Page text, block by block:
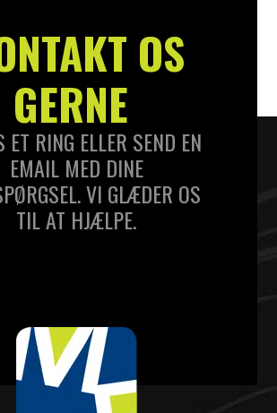
OS
GERNE
ET RING ELLER SEND EN
EMAIL MED DINE
VI GLÆDER OS
TIL AT HJÆLPE.